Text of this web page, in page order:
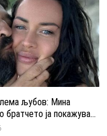
љубов: Мина
братчето ја покажува...